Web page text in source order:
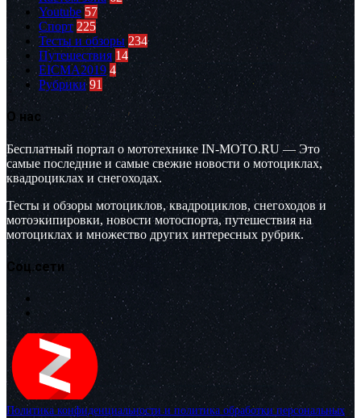
Youtube 57
Спорт 225
Тесты и обзоры 234
Путешествия 14
EICMA2019 4
Рубрики 91
О нас
Бесплатный портал о мототехнике IN-MOTO.RU — Это
самые последние и самые свежие новости о мотоциклах,
квадроциклах и снегоходах.
Тесты и обзоры мотоциклов, квадроциклов, снегоходов и
мотоэкипировки, новости мотоспорта, путешествия на
мотоциклах и множество других интересных рубрик.
Соц.сети
Политика конфиденциальности и политика обработки персональных